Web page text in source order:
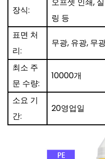
장식:
링 등
표면 처
리:
무광, 유광, 무
최소 주
문 수량:
10000개
소요 기
간:
20영업일